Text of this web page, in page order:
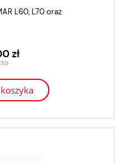
L60, L70 oraz
zł